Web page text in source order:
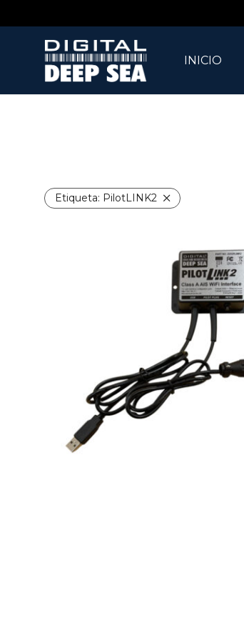
INICIO
Etiqueta: PilotLINK2